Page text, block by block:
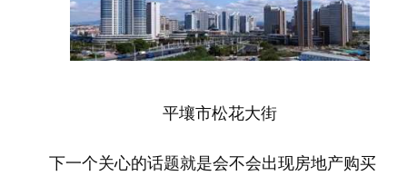
平壤市松花大街
下一个关心的话题就是会不会出现房地产购买